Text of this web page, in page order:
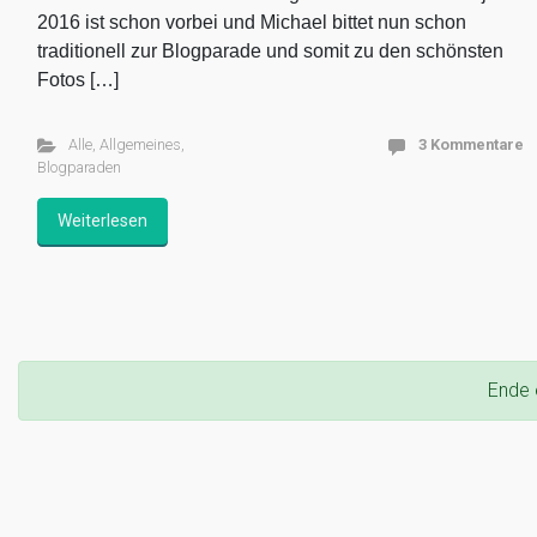
2016 ist schon vorbei und Michael bittet nun schon
traditionell zur Blogparade und somit zu den schönsten
Fotos […]
Alle, Allgemeines,
Blogparaden
3 Kommentare
Weiterlesen
Ende